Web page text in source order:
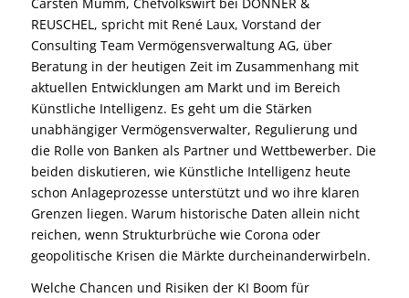
REUSCHEL, spricht mit René Laux, Vorstand der
Consulting Team Vermögensverwaltung AG, über
Beratung in der heutigen Zeit im Zusammenhang mit
aktuellen Entwicklungen am Markt und im Bereich
Künstliche Intelligenz. Es geht um die Stärken
unabhängiger Vermögensverwalter, Regulierung und
die Rolle von Banken als Partner und Wettbewerber. Die
beiden diskutieren, wie Künstliche Intelligenz heute
schon Anlageprozesse unterstützt und wo ihre klaren
Grenzen liegen. Warum historische Daten allein nicht
reichen, wenn Strukturbrüche wie Corona oder
geopolitische Krisen die Märkte durcheinanderwirbeln.
Welche Chancen und Risiken der KI Boom für